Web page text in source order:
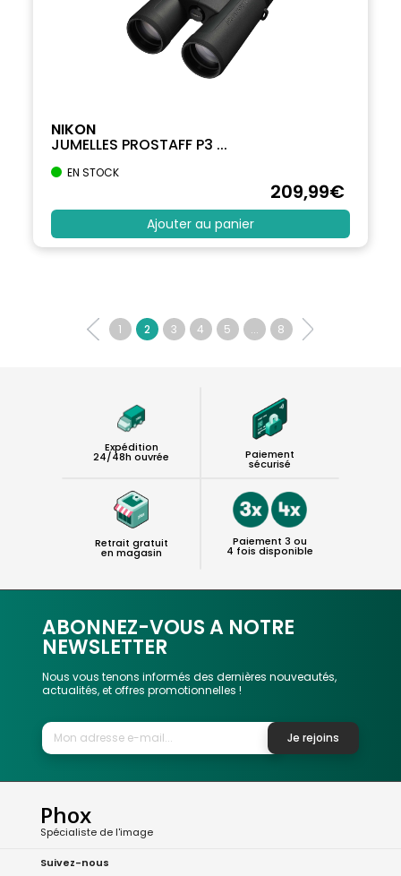
NIKON
JUMELLES PROSTAFF P3 ...
EN STOCK
209,99€
Ajouter au panier
1 2 3 4 5 ... 8
Expédition
24/48h ouvrée Paiement
sécurisé
Retrait gratuit
en magasin
Paiement 3 ou
4 fois disponible
ABONNEZ-VOUS A NOTRE
NEWSLETTER
Nous vous tenons informés des dernières nouveautés,
actualités, et offres promotionnelles !
Je rejoins
Phox
Spécialiste de l'image
Suivez-nous